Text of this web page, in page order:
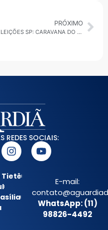
PRÓXIMO
ELEIÇÕES SP: CARAVANA DO BOULOS FARÁ AGENDA NA PAULISTA E COM ALCKMIN
REDES SOCIAIS:
Tietê
E-mail:
WhatsApp: (11)
98826-4492